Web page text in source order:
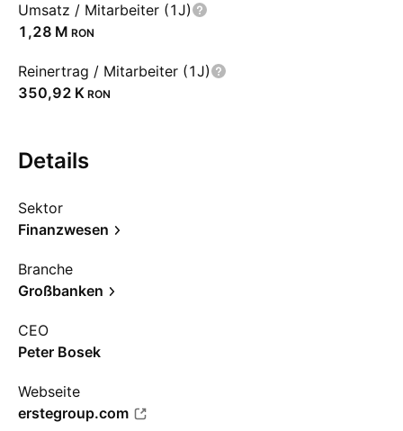
Umsatz / Mitarbeiter (1J)
‪1,28 M‬ RON
Reinertrag / Mitarbeiter (1J)
‪350,92 K‬ RON
Details
Sektor
Finanzwesen
Branche
Großbanken
CEO
Peter Bosek
Webseite
erstegroup.com